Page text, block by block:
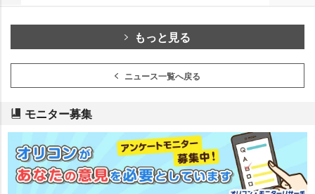
もっと見る
ニュース一覧へ戻る
モニター募集